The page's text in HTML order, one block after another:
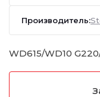
Производитель:
WD615/WD10